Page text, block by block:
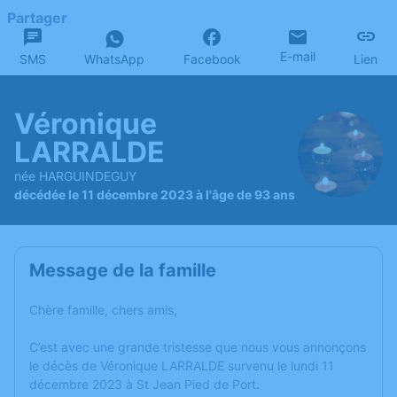
Partager
SMS WhatsApp Facebook E-mail Lien
Véronique
LARRALDE
née HARGUINDEGUY
décédée le 11 décembre 2023 à l'âge de 93 ans
Message de la famille
Chère famille, chers amis,
C’est avec une grande tristesse que nous vous annonçons
le décès de Véronique LARRALDE survenu le lundi 11
décembre 2023 à St Jean Pied de Port.